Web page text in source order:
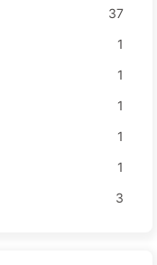
37
1
1
1
1
1
3